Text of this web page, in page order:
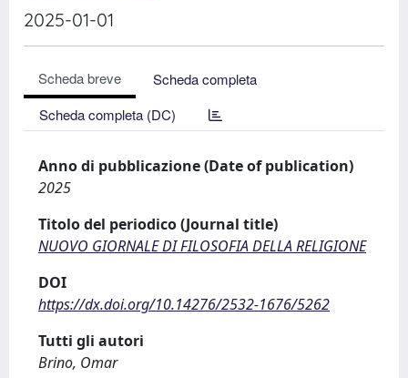
2025-01-01
Scheda breve
Scheda completa
Scheda completa (DC)
Anno di pubblicazione (Date of publication)
2025
Titolo del periodico (Journal title)
NUOVO GIORNALE DI FILOSOFIA DELLA RELIGIONE
DOI
https://dx.doi.org/10.14276/2532-1676/5262
Tutti gli autori
Brino, Omar